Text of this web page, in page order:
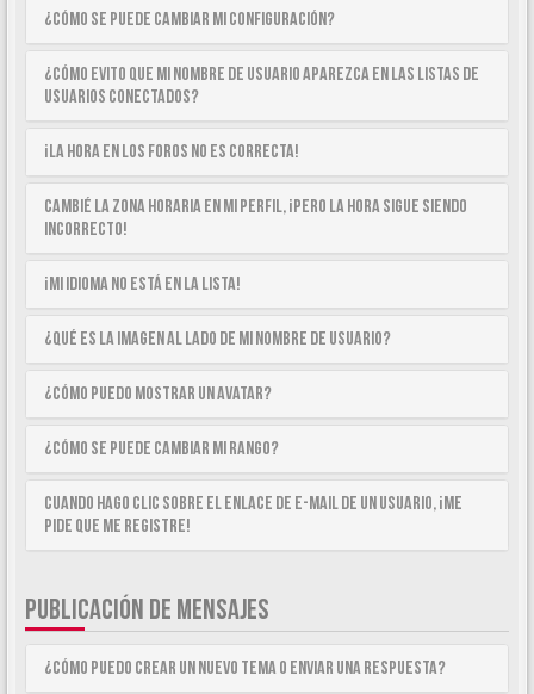
¿Cómo se puede cambiar mi configuración?
¿Cómo evito que mi nombre de usuario aparezca en las listas de
usuarios conectados?
¡La hora en los foros no es correcta!
Cambié la zona horaria en mi perfil, ¡pero la hora sigue siendo
incorrecto!
¡Mi idioma no está en la lista!
¿Qué es la imagen al lado de mi nombre de usuario?
¿Cómo puedo mostrar un avatar?
¿Cómo se puede cambiar mi rango?
Cuando hago clic sobre el enlace de e-mail de un usuario, ¡me
pide que me registre!
PUBLICACIÓN DE MENSAJES
¿Cómo puedo crear un nuevo tema o enviar una respuesta?